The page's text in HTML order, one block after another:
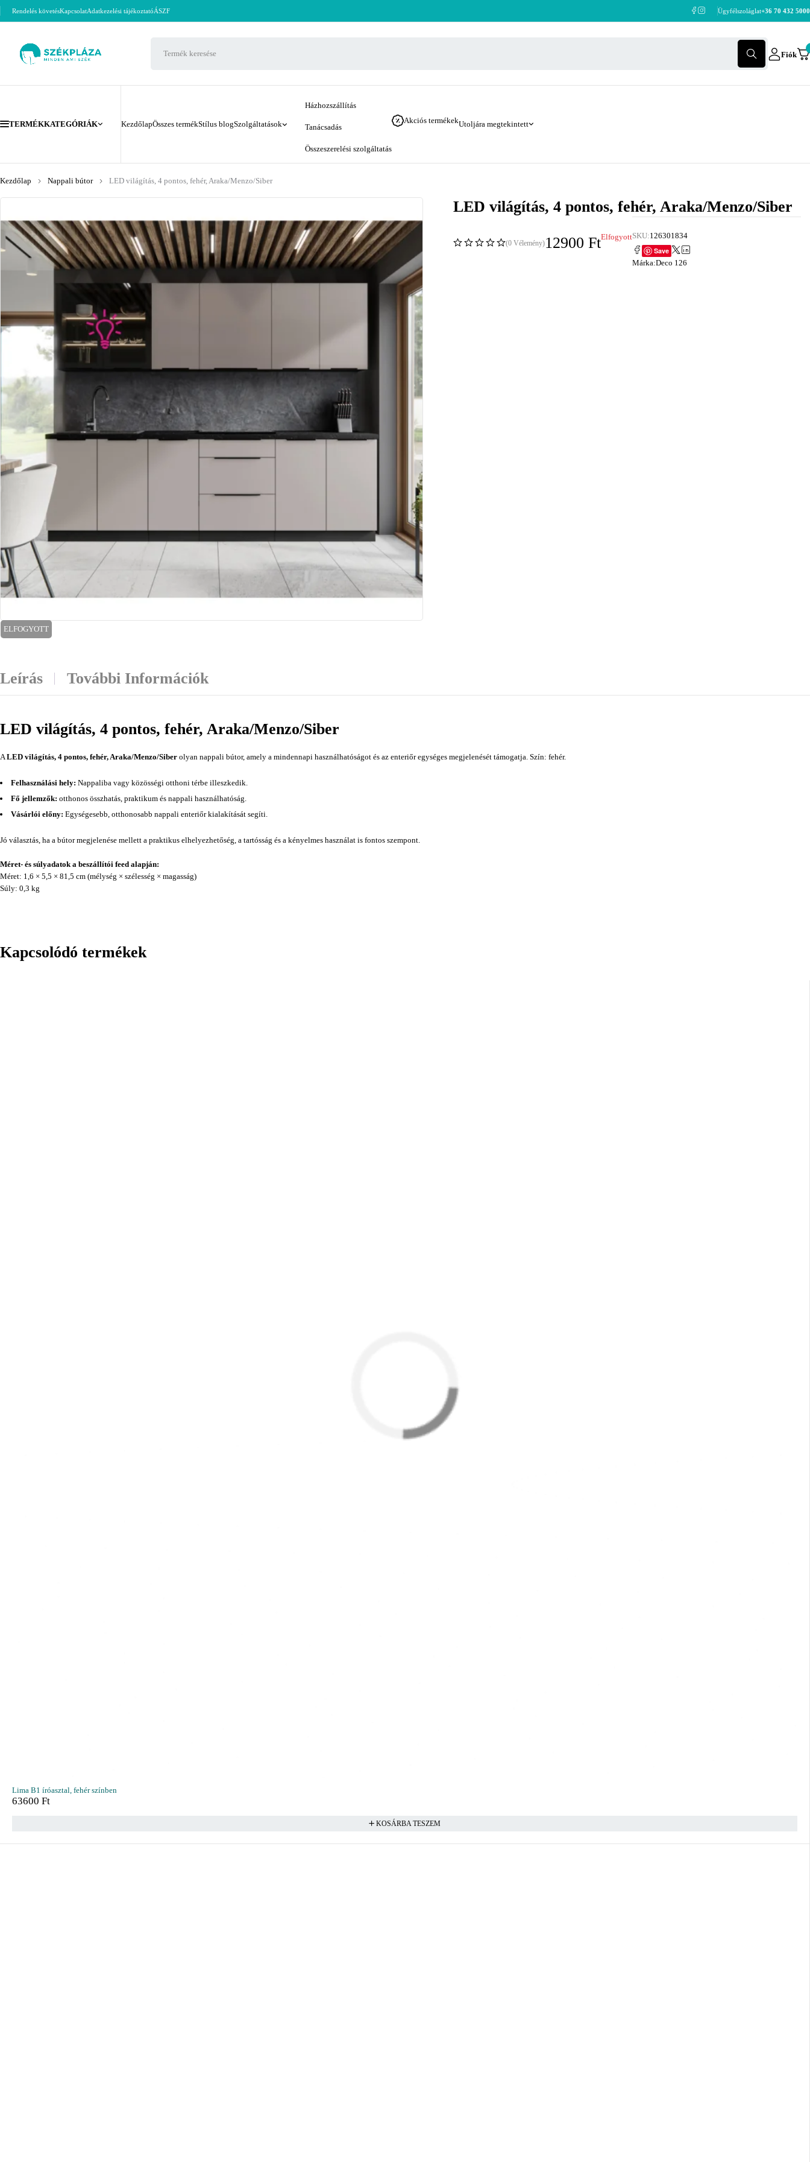
Rendelés követésKapcsolatAdatkezelési tájékoztatóÁSZF Ügyfélszoláglat+36 70 432 5000
Fiók
TERMÉKKATEGÓRIÁK KezdőlapÖsszes termékStílus blogSzolgáltatások
Házhozszállítás
Tanácsadás
Összeszerelési szolgáltatás
Akciós termékekUtoljára megtekintett
Kezdőlap Nappali bútor LED világítás, 4 pontos, fehér, Araka/Menzo/Siber
ELFOGYOTT
LED világítás, 4 pontos, fehér, Araka/Menzo/Siber
(0 Vélemény)12900 FtElfogyottSKU:126301834
Save
Márka:Deco 126
Leírás További Információk
LED világítás, 4 pontos, fehér, Araka/Menzo/Siber
ALED világítás, 4 pontos, fehér, Araka/Menzo/Siber olyan nappali bútor, amely a mindennapi használhatóságot és az enteriőr egységes megjelenését támogatja. Szín: fehér.
Felhasználási hely: Nappaliba vagy közösségi otthoni térbe illeszkedik.
Fő jellemzők: otthonos összhatás, praktikum és nappali használhatóság.
Vásárlói előny: Egységesebb, otthonosabb nappali enteriőr kialakítását segíti.
Jó választás, ha a bútor megjelenése mellett a praktikus elhelyezhetőség, a tartósság és a kényelmes használat is fontos szempont.
Méret- és súlyadatok a beszállítói feed alapján:
Méret: 1,6 × 5,5 × 81,5 cm (mélység × szélesség × magasság)
Súly: 0,3 kg
Kapcsolódó termékek
Lima B1 íróasztal, fehér színben
63600 Ft
KOSÁRBA TESZEM